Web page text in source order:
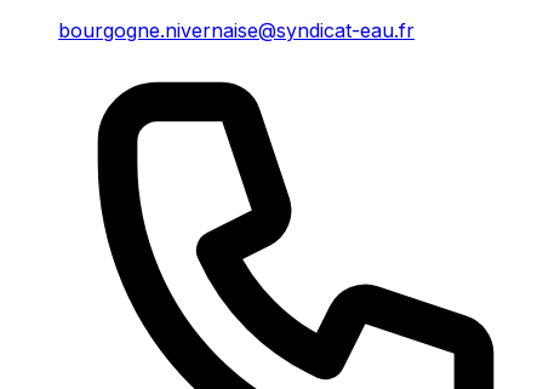
bourgogne.nivernaise@syndicat-eau.fr